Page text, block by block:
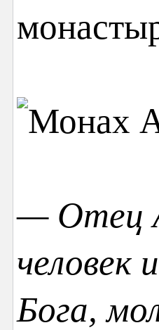
— Отец
человек
Бога,